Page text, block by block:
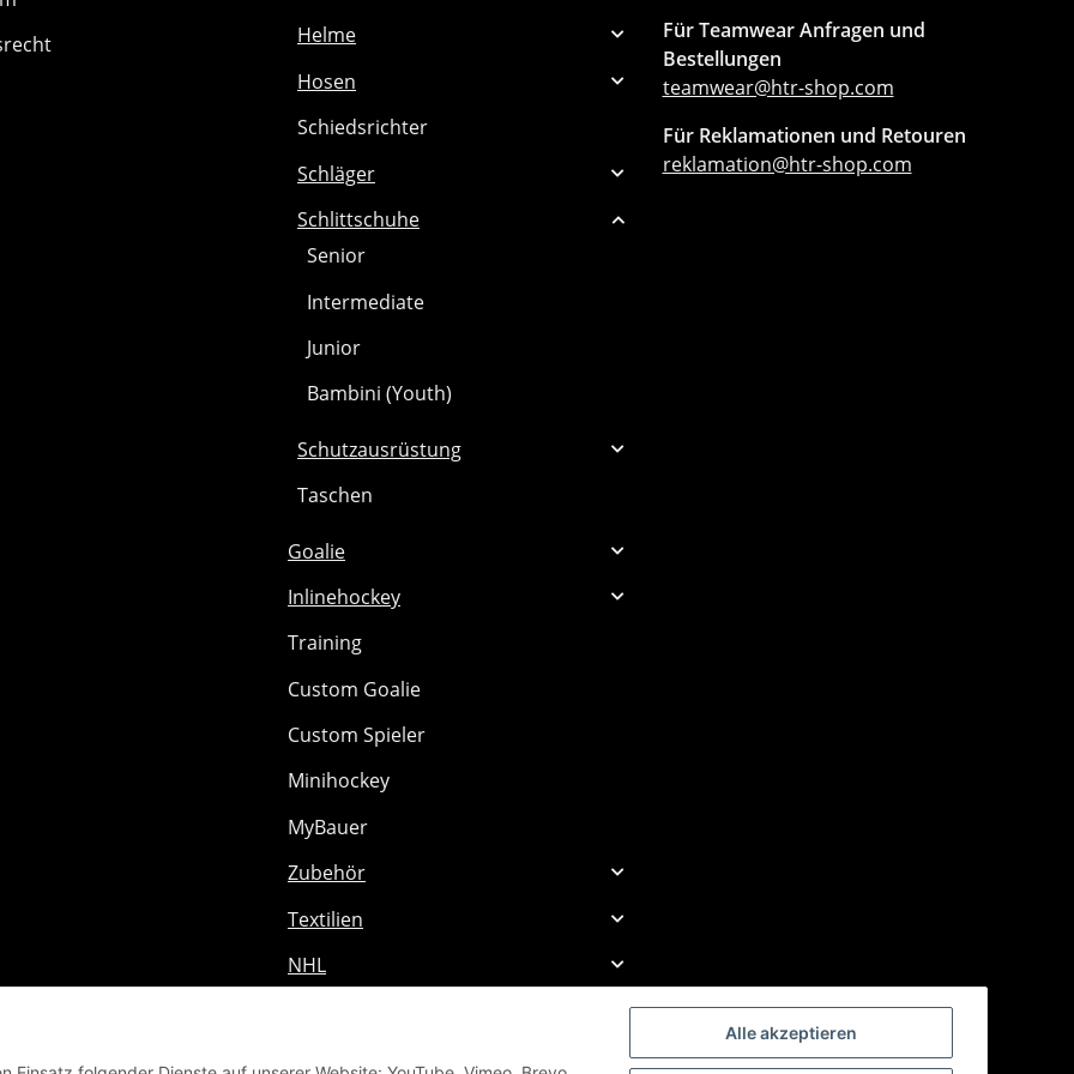
Alle akzeptieren
Helme
Hosen
Schiedsrichter
Schläger
Schlittschuhe
Senior
Intermediate
Junior
Bambini (Youth)
Schutzausrüstung
Taschen
Goalie
Inlinehockey
Training
Custom Goalie
Custom Spieler
Minihockey
MyBauer
Zubehör
Textilien
NHL
Für Teamwear Anfragen und
Bestellungen
teamwear@htr-shop.com
Für Reklamationen und Retouren
reklamation@htr-shop.com